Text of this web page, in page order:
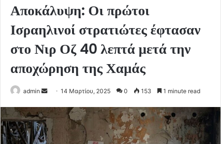
Αποκάλυψη: Οι πρώτοι
Ισραηλινοί στρατιώτες έφτασαν
στο Νιρ Οζ 40 λεπτά μετά την
αποχώρηση της Χαμάς
admin
Send
email
14 Μαρτίου, 2025 0 153 1 minute read